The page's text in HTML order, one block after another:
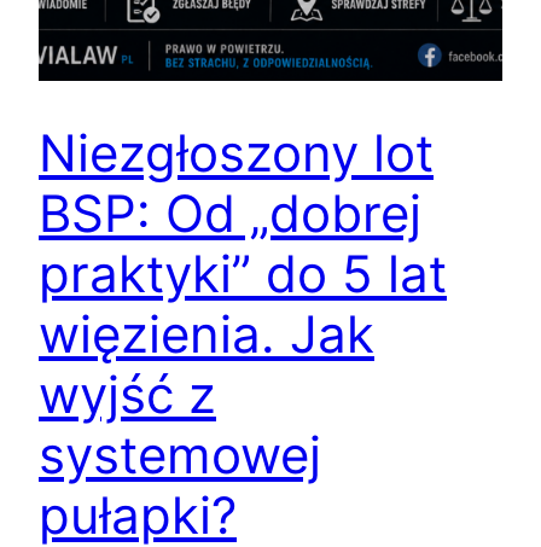
Niezgłoszony lot
BSP: Od „dobrej
praktyki” do 5 lat
więzienia. Jak
wyjść z
systemowej
pułapki?